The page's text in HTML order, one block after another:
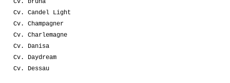
Cv. bruna
Cv. Candel Light
Cv. Champagner
Cv. Charlemagne
Cv. Danisa
Cv. Daydream
Cv. Dessau